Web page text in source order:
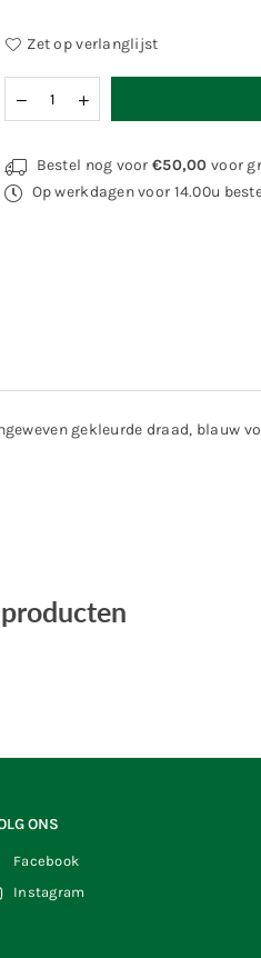
Zet op verlanglijst
Bestel nog voor€50,00 voor
Op werkdagen voor 14.00u
gekleurde draad, blauw
ONS
Facebook
Instagram